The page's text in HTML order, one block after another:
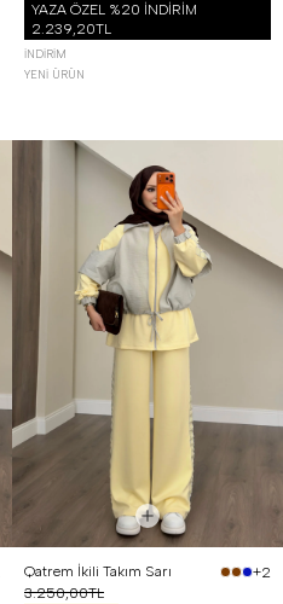
YAZA ÖZEL %20 İNDİRİM
2.239,20TL
İNDIRIM
YENI ÜRÜN
Qatrem İkili Takım Sarı
+2
3.250,00TL